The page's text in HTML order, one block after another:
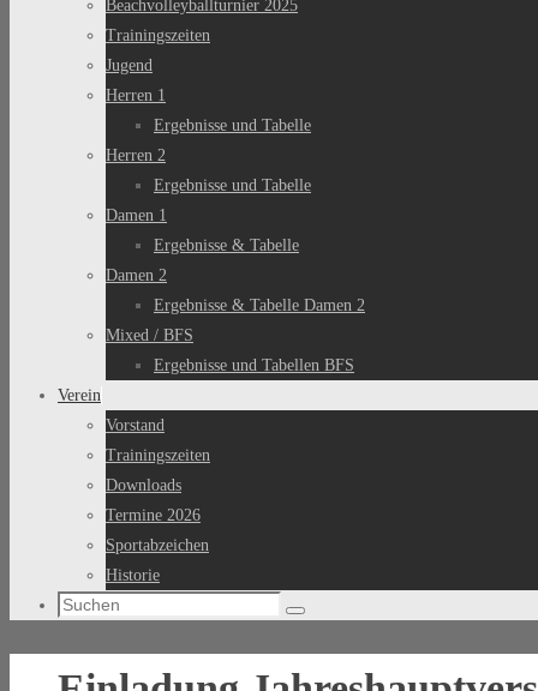
Beachvolleyballturnier 2025
Trainingszeiten
Jugend
Herren 1
Ergebnisse und Tabelle
Herren 2
Ergebnisse und Tabelle
Damen 1
Ergebnisse & Tabelle
Damen 2
Ergebnisse & Tabelle Damen 2
Mixed / BFS
Ergebnisse und Tabellen BFS
Verein
Vorstand
Trainingszeiten
Downloads
Termine 2026
Sportabzeichen
Historie
Suchen
Suchen